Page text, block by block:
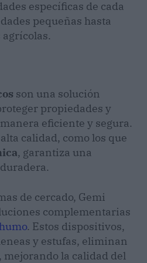
específicas de cada
pequeñas hasta
son una solución
propiedades y
eficiente y segura.
calidad, como los que
, garantiza una
de cercado, Gemi
complementarias
. Estos dispositivos,
y estufas, eliminan
mejorando la calidad del